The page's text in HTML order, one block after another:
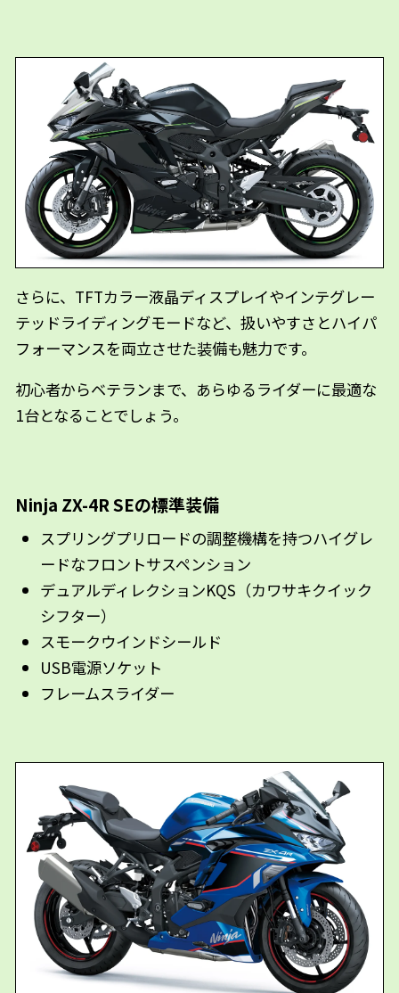
さらに、TFTカラー液晶ディスプレイやインテグレー
テッドライディングモードなど、扱いやすさとハイパ
フォーマンスを両立させた装備も魅力です。
初心者からベテランまで、あらゆるライダーに最適な
1台となることでしょう。
Ninja ZX-4R SEの標準装備
スプリングプリロードの調整機構を持つハイグレ
ードなフロントサスペンション
デュアルディレクションKQS（カワサキクイック
シフター）
スモークウインドシールド
USB電源ソケット
フレームスライダー